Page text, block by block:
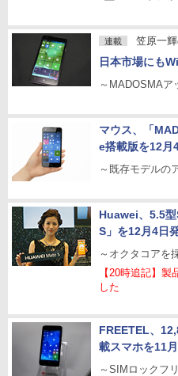
連載 笠原一
日本市場にも
～MADOSMAア
マウス、「
e搭載版を12月
～既存モデルの
Huawei、5.5
S」を12月4日
～オクタコアを
【20時追記】
した
FREETEL、
載スマホを11
～SIMロックフ